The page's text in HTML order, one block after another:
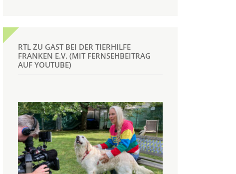
RTL ZU GAST BEI DER TIERHILFE
FRANKEN E.V. (MIT FERNSEHBEITRAG
AUF YOUTUBE)